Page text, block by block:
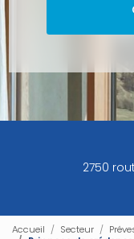
2750
Accueil Secteur